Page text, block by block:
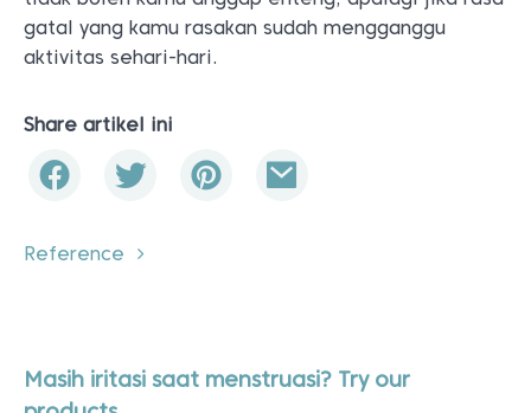
Reference
products